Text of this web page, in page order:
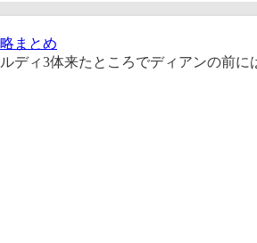
まとめ
ルディ3体来たところでディアンの前に